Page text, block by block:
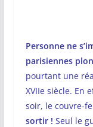
Personne ne
parisiennes
pourtant une
XVIIe siècle. En
soir, le couvre-
sortir ! Seul le